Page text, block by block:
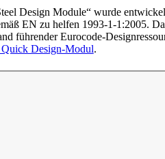
Design Module“ wurde
EN zu helfen 1993-1-1:2005.
führender Eurocode-
Design-Modul.